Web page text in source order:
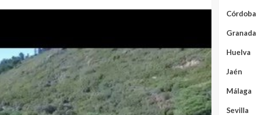
Córdoba
Granada
Huelva
Jaén
Málaga
Sevilla